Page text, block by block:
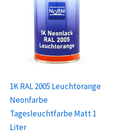
1K RAL 2005 Leuchtorange
Neonfarbe
Tagesleuchtfarbe Matt 1
Liter